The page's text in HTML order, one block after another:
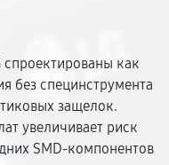
как
без специнструмента
защелок.
увеличивает риск
SMD-компонентов